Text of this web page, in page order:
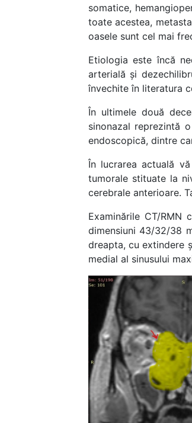
somatice,
toate acestea,
oasele sunt cel mai
Etiologia este încă
arterială și
învechite în literatura
În ultimele două
sinonazal reprezintă
endoscopică, dintre
În lucrarea actuală
tumorale stituate la
cerebrale anterioare.
Examinările CT/
dimensiuni 43/32/38
dreapta, cu extindere
medial al sinusului